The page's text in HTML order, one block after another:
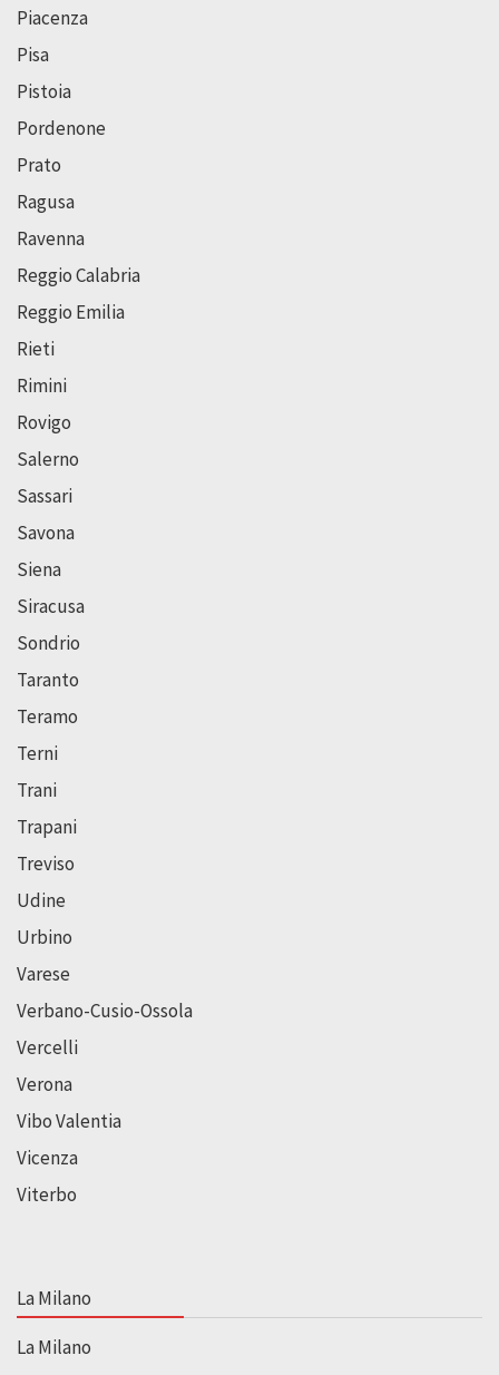
Piacenza
Pisa
Pistoia
Pordenone
Prato
Ragusa
Ravenna
Reggio Calabria
Reggio Emilia
Rieti
Rimini
Rovigo
Salerno
Sassari
Savona
Siena
Siracusa
Sondrio
Taranto
Teramo
Terni
Trani
Trapani
Treviso
Udine
Urbino
Varese
Verbano-Cusio-Ossola
Vercelli
Verona
Vibo Valentia
Vicenza
Viterbo
La Milano
La Milano